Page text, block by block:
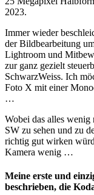
2023.
Immer wieder
der Bildbearbeitung
Lightroom und
zur ganz gezielt
SchwarzWeiss. Ich
Foto X mit einer
…
Wobei das alles
SW zu sehen und zu
richtig gut wirken
Kamera wenig …
Meine erste und
beschrieben, die